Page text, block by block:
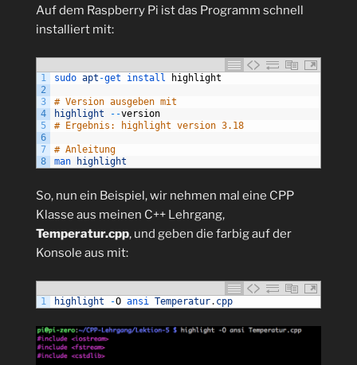
Auf dem Raspberry Pi ist das Programm schnell
installiert mit:
1
2
3
4
5
6
7
8
sudo apt -get install highlight
# Version ausgeben mit
highlight
--version
# Ergebnis: highlight version 3.18
# Anleitung
man
highlight
So, nun ein Beispiel, wir nehmen mal eine CPP
Klasse aus meinen C++ Lehrgang,
Temperatur.cpp, und geben die farbig auf der
Konsole aus mit:
1 highlight -O ansi Temperatur. cpp